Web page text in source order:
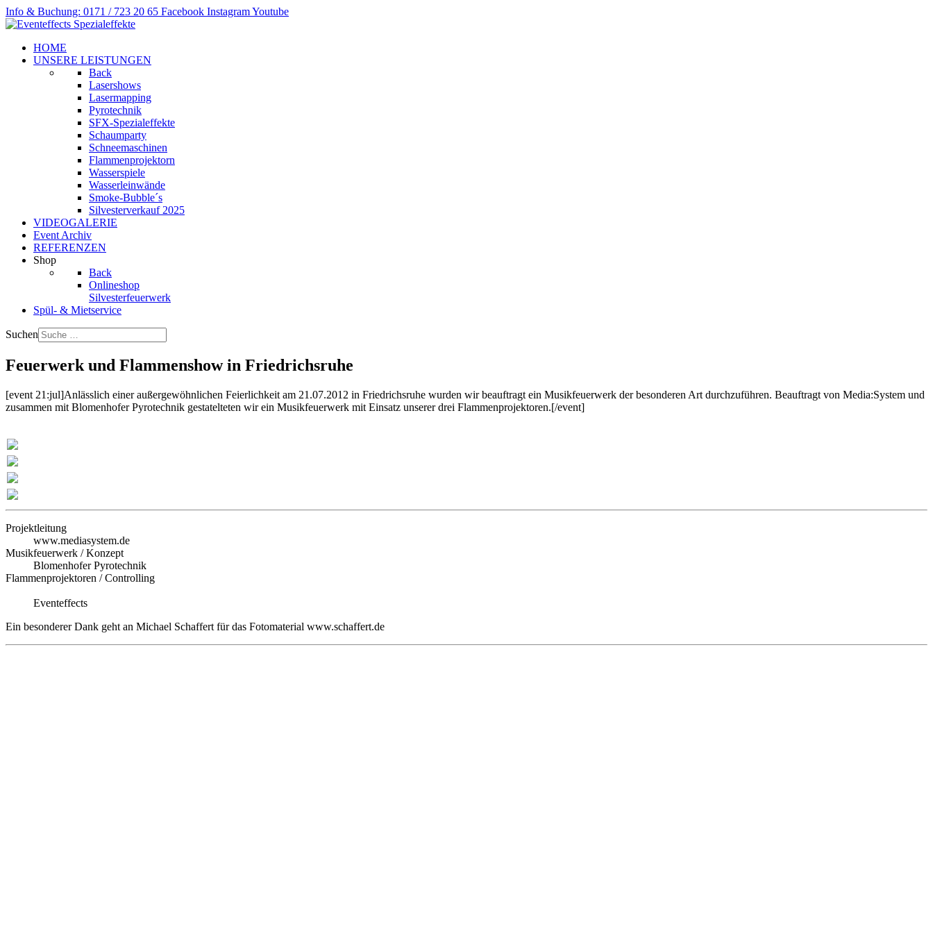
Info & Buchung: 0171 / 723 20 65 Facebook InstagramYoutube
HOME
UNSERE LEISTUNGEN
Back
Lasershows
Lasermapping
Pyrotechnik
SFX-Spezialeffekte
Schaumparty
Schneemaschinen
Flammenprojektorn
Wasserspiele
Wasserleinwände
Smoke-Bubble´s
Silvesterverkauf 2025
VIDEOGALERIE
Event Archiv
REFERENZEN
Shop
Back
Onlineshop
Silvesterfeuerwerk
Spül- & Mietservice
Suchen
Feuerwerk und Flammenshow in Friedrichsruhe
[event 21:jul]Anlässlich einer außergewöhnlichen Feierlichkeit am 21.07.2012 in Friedrichsruhe wurden wir beauftragt ein Musikfeuerwerk der besonderen Art durchzuführen. Beauftragt von Media:System und
zusammen mit Blomenhofer Pyrotechnik gestatelteten wir ein Musikfeuerwerk mit Einsatz unserer drei Flammenprojektoren.[/event]
Projektleitung
www.mediasystem.de
Musikfeuerwerk / Konzept
Blomenhofer Pyrotechnik
Flammenprojektoren / Controlling
Eventeffects
Ein besonderer Dank geht an Michael Schaffert für das Fotomaterial www.schaffert.de